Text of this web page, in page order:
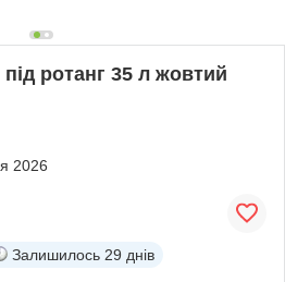
ротанг 35 л жовтий
2026
Залишилось 29 днів